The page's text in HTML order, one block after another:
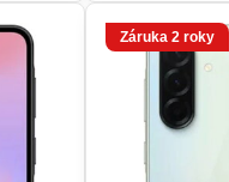
Záruka 2 roky